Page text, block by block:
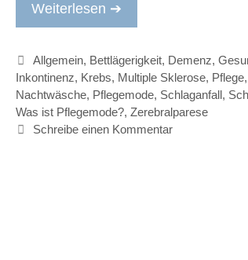
Weiterlesen ➔
Kategorien
Allgemein, Bettlägerigkeit, Demenz,
Inkontinenz, Krebs, Multiple Sklerose, Pflege,
Nachtwäsche, Pflegemode, Schlaganfall,
Was ist Pflegemode?, Zerebralparese
Schreibe einen Kommentar